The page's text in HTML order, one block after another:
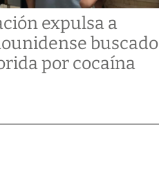
expulsa a
buscado
por cocaína